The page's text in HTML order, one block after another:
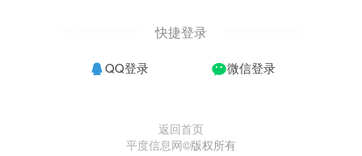
快捷登录
QQ登录 微信登录
返回首页
平度信息网©版权所有